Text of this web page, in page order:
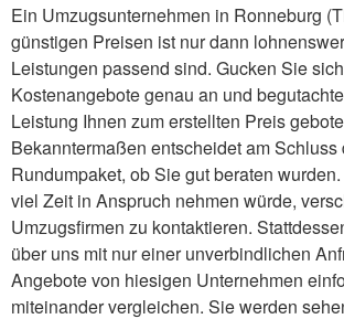
Ein Umzugsunternehmen in Ronneburg
günstigen Preisen ist nur dann
Leistungen passend sind. Gucken Sie
Kostenangebote genau an und
Leistung Ihnen zum erstellten Preis
Bekanntermaßen entscheidet am Schluss
Rundumpaket, ob Sie gut beraten
viel Zeit in Anspruch nehmen würde,
Umzugsfirmen zu kontaktieren.
über uns mit nur einer unverbindlichen
Angebote von hiesigen Unternehmen
miteinander vergleichen. Sie werden